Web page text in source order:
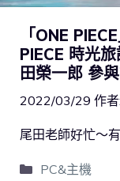
「ONE
PIECE 時光
田榮一郎 參
2022/03/29 作者:
尾田老師好忙～
PC&主機